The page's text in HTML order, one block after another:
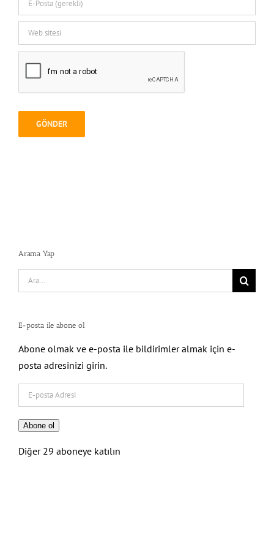
Arama Yap
Search
for:
E-posta ile abone ol
Abone olmak ve e-posta ile bildirimler almak için e-
posta adresinizi girin.
posta
Adresi
Abone ol
Diğer 29 aboneye katılın